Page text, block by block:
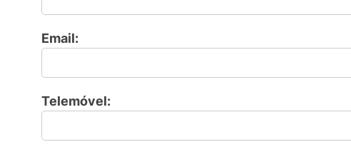
Email:
Telemóvel: